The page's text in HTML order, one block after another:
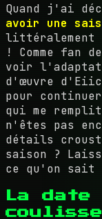
Quand j'ai
avoir une
littéralement
! Comme fan
voir
d'œuvre
pour
qui me
n'êtes pas
détails
saison ?
ce qu'on sait
La